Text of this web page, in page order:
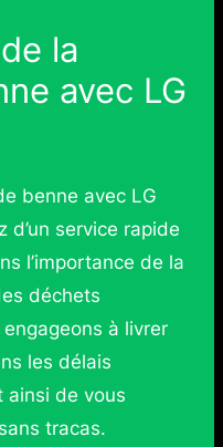
la
avec LG
benne avec LG
d’un service rapide
l’importance de la
déchets
à livrer
les délais
ainsi de vous
tracas.